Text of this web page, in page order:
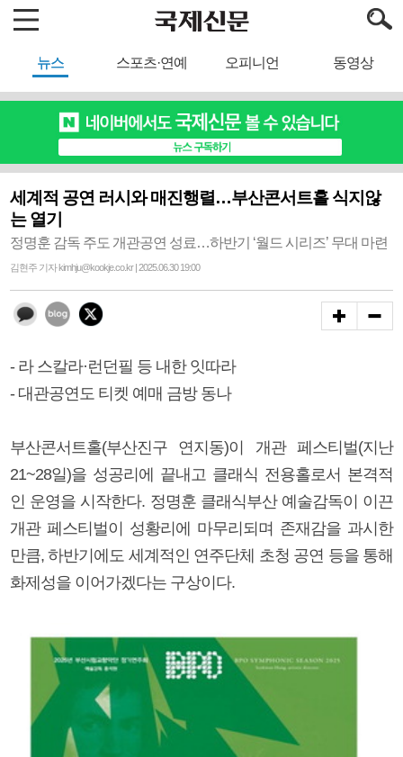
뉴스 스포츠·연예 오피니언 동영상
세계적 공연 러시와 매진행렬…부산콘서트홀 식지않
는 열기
정명훈 감독 주도 개관공연 성료…하반기 ‘월드 시리즈’ 무대 마련
김현주 기자 kimhju@kookje.co.kr | 2025.06.30 19:00
- 라 스칼라·런던필 등 내한 잇따라
- 대관공연도 티켓 예매 금방 동나
부산콘서트홀(부산진구 연지동)이 개관 페스티벌(지난
21~28일)을 성공리에 끝내고 클래식 전용홀로서 본격적
인 운영을 시작한다. 정명훈 클래식부산 예술감독이 이끈
개관 페스티벌이 성황리에 마무리되며 존재감을 과시한
만큼, 하반기에도 세계적인 연주단체 초청 공연 등을 통해
화제성을 이어가겠다는 구상이다.